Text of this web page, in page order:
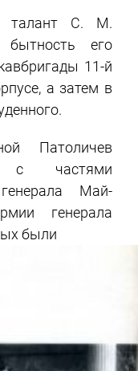
талант С. М.
его
11-й
а затем в
Патоличев
с частями
Май-
генерала
были